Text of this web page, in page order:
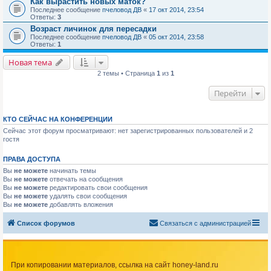
Последнее сообщение пчеловод ДВ « 17 окт 2014, 23:54
Ответы: 3
Возраст личинок для пересадки
Последнее сообщение пчеловод ДВ « 05 окт 2014, 23:58
Ответы: 1
Новая тема
2 темы • Страница 1 из 1
Перейти
КТО СЕЙЧАС НА КОНФЕРЕНЦИИ
Сейчас этот форум просматривают: нет зарегистрированных пользователей и 2
гостя
ПРАВА ДОСТУПА
Вы не можете начинать темы
Вы не можете отвечать на сообщения
Вы не можете редактировать свои сообщения
Вы не можете удалять свои сообщения
Вы не можете добавлять вложения
Список форумов Связаться с администрацией
При копировании материалов, ссылка на сайт honey-land.ru